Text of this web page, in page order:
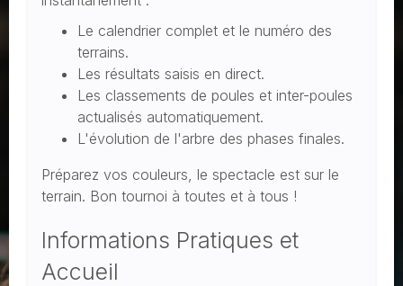
Le calendrier complet et le numéro des
terrains.
Les résultats saisis en direct.
Les classements de poules et inter-poules
actualisés automatiquement.
L'évolution de l'arbre des phases finales.
Préparez vos couleurs, le spectacle est sur le
terrain. Bon tournoi à toutes et à tous !
Informations Pratiques et
Accueil